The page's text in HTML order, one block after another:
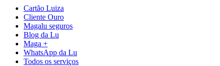
Cartão Luiza
Cliente Ouro
Magalu seguros
Blog da Lu
Maga +
WhatsApp da Lu
Todos os serviços